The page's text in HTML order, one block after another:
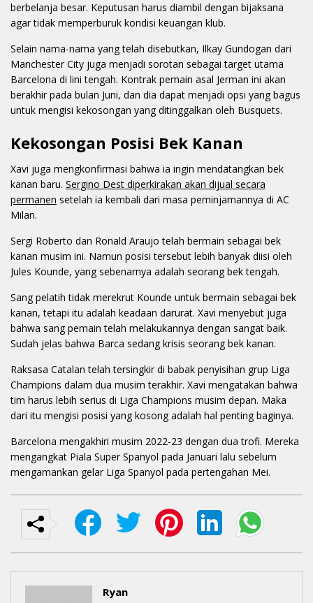
berbelanja besar. Keputusan harus diambil dengan bijaksana
agar tidak memperburuk kondisi keuangan klub.
Selain nama-nama yang telah disebutkan, Ilkay Gundogan dari
Manchester City juga menjadi sorotan sebagai target utama
Barcelona di lini tengah. Kontrak pemain asal Jerman ini akan
berakhir pada bulan Juni, dan dia dapat menjadi opsi yang bagus
untuk mengisi kekosongan yang ditinggalkan oleh Busquets.
Kekosongan Posisi Bek Kanan
Xavi juga mengkonfirmasi bahwa ia ingin mendatangkan bek
kanan baru. Sergino Dest diperkirakan akan dijual secara
permanen setelah ia kembali dari masa peminjamannya di AC
Milan.
Sergi Roberto dan Ronald Araujo telah bermain sebagai bek
kanan musim ini. Namun posisi tersebut lebih banyak diisi oleh
Jules Kounde, yang sebenarnya adalah seorang bek tengah.
Sang pelatih tidak merekrut Kounde untuk bermain sebagai bek
kanan, tetapi itu adalah keadaan darurat. Xavi menyebut juga
bahwa sang pemain telah melakukannya dengan sangat baik.
Sudah jelas bahwa Barca sedang krisis seorang bek kanan.
Raksasa Catalan telah tersingkir di babak penyisihan grup Liga
Champions dalam dua musim terakhir. Xavi mengatakan bahwa
tim harus lebih serius di Liga Champions musim depan. Maka
dari itu mengisi posisi yang kosong adalah hal penting baginya.
Barcelona mengakhiri musim 2022-23 dengan dua trofi. Mereka
mengangkat Piala Super Spanyol pada Januari lalu sebelum
mengamankan gelar Liga Spanyol pada pertengahan Mei.
Ryan